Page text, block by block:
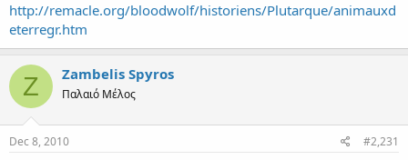
http://remacle.org/bloodwolf/historiens/Plutarque/animauxd
eterregr.htm
Z Zambelis Spyros
Παλαιό Μέλος
Dec 8, 2010 #2,231